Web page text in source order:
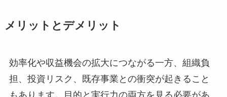
メリットとデメリット
効率化や収益機会の拡大につながる一方、組織負
担、投資リスク、既存事業との衝突が起きること